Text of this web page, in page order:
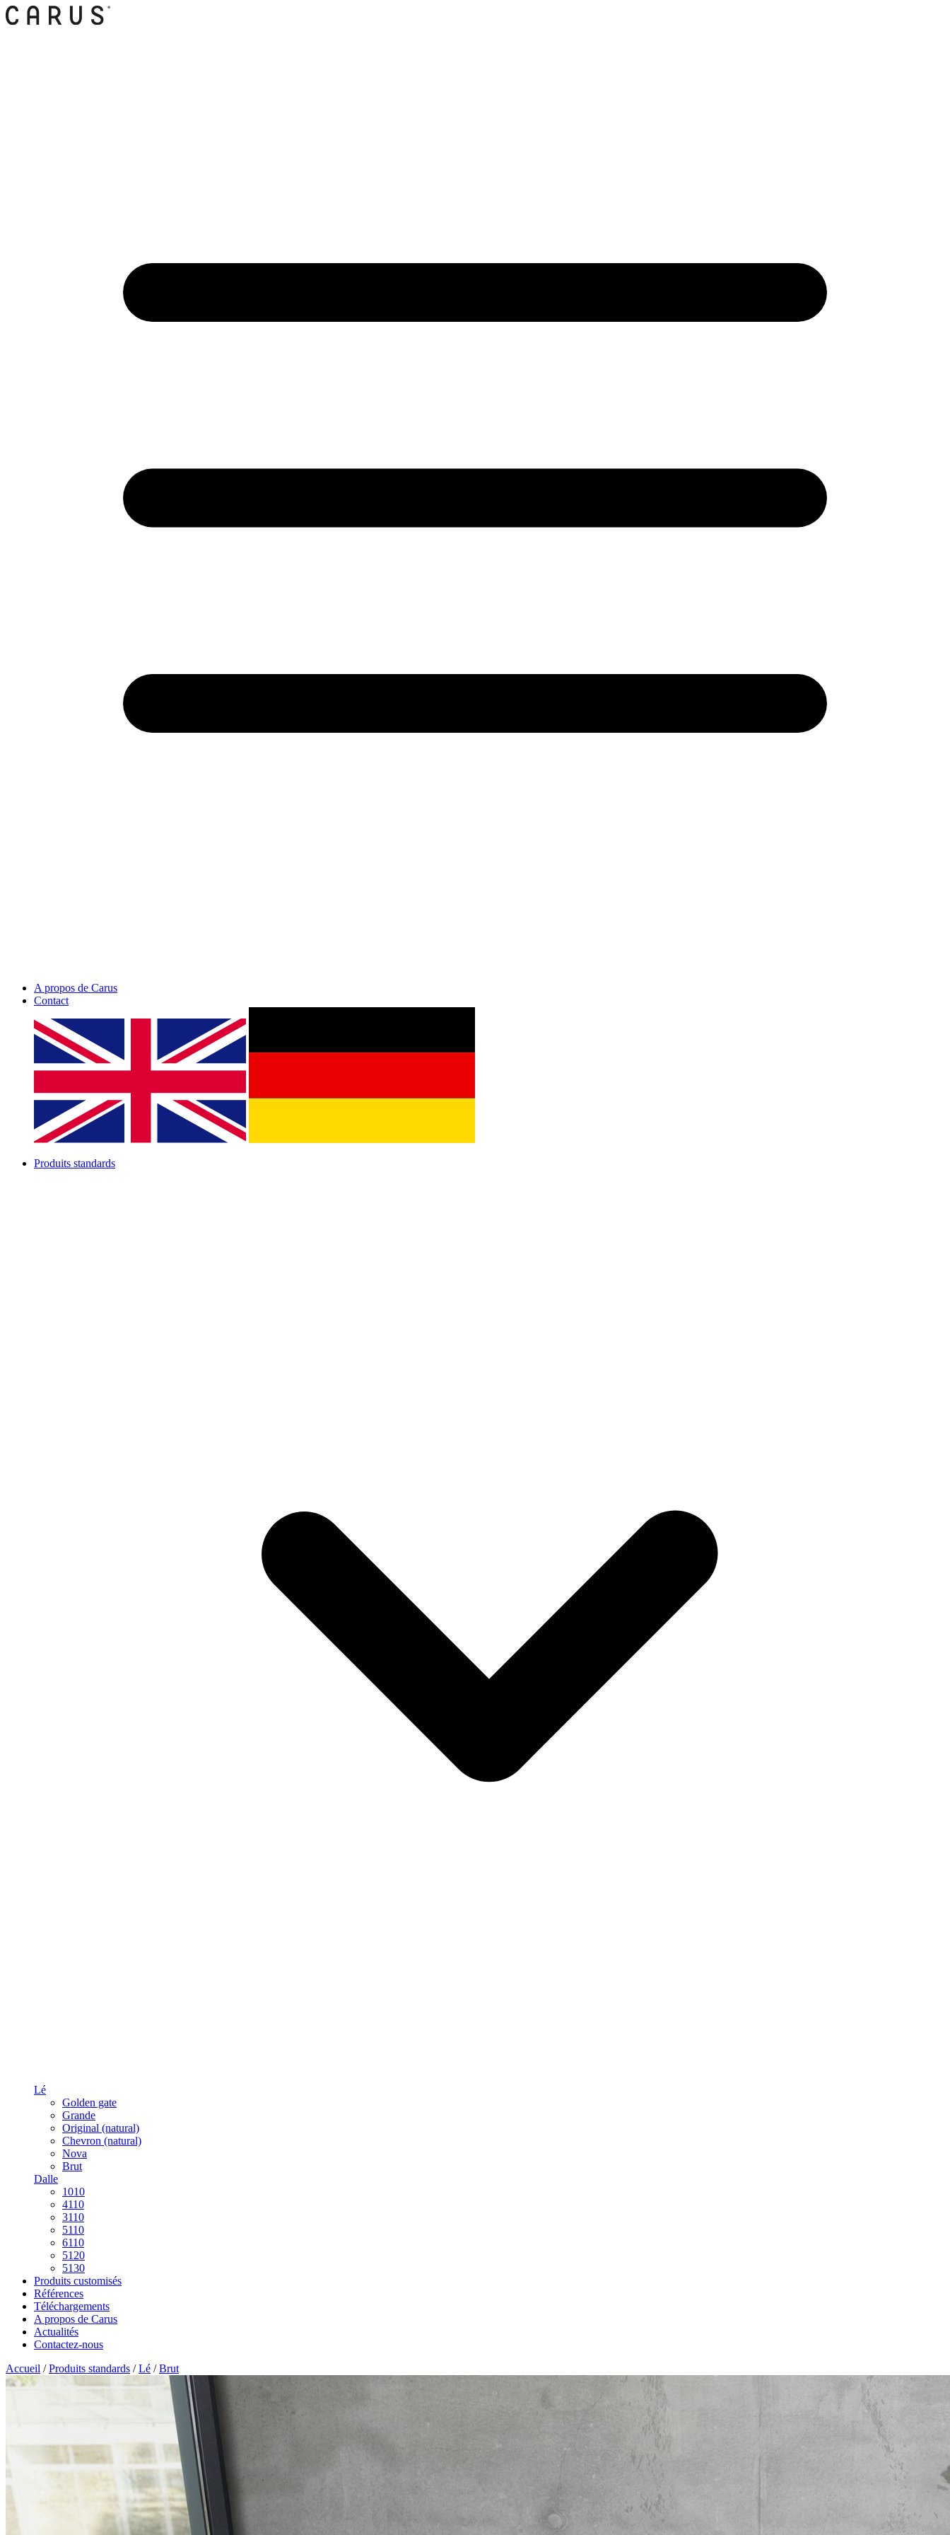
A propos de Carus
Contact
Produits standards
Lé
Golden gate
Grande
Original (natural)
Chevron (natural)
Nova
Brut
Dalle
1010
4110
3110
5110
6110
5120
5130
Produits customisés
Références
Téléchargements
A propos de Carus
Actualités
Contactez-nous
Accueil /Produits standards /Lé /Brut